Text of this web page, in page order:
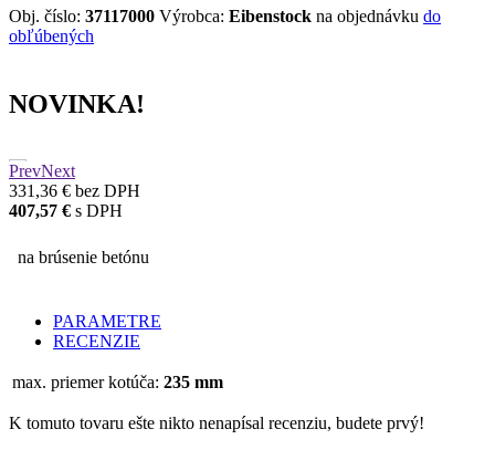
Obj. číslo: 37117000 Výrobca: Eibenstock na objednávku do
obľúbených
NOVINKA!
PrevNext
331,36 € bez DPH
407,57 € s DPH
na brúsenie betónu
PARAMETRE
RECENZIE
max. priemer kotúča: 235 mm
K tomuto tovaru ešte nikto nenapísal recenziu, budete prvý!